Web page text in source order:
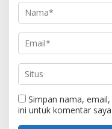
Simpan nama,
ini untuk komentar